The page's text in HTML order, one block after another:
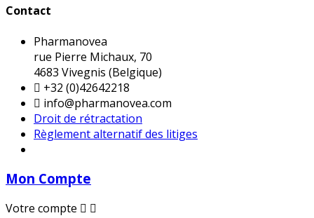
Contact
Pharmanovea
rue Pierre Michaux, 70
4683 Vivegnis (Belgique)
 +32 (0)42642218
 info@pharmanovea.com
Droit de rétractation
Règlement alternatif des litiges
Mon Compte
Votre compte  